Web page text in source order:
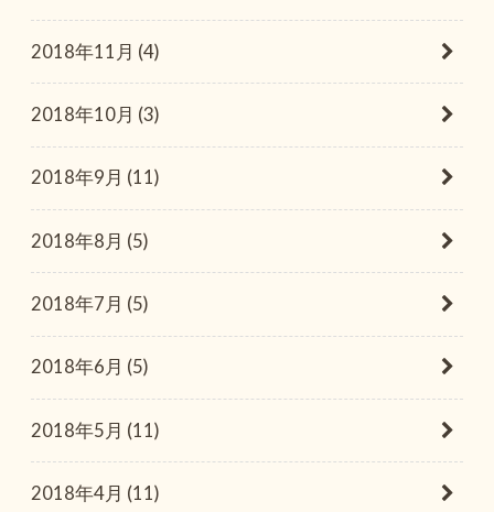
2018年11月 (4)
2018年10月 (3)
2018年9月 (11)
2018年8月 (5)
2018年7月 (5)
2018年6月 (5)
2018年5月 (11)
2018年4月 (11)